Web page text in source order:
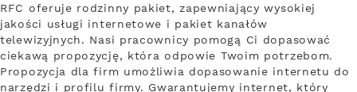
RFC oferuje rodzinny pakiet, zapewniający wysokiej
jakości usługi internetowe i pakiet kanałów
telewizyjnych. Nasi pracownicy pomogą Ci dopasować
ciekawą propozycję, która odpowie Twoim potrzebom.
Propozycja dla firm umożliwia dopasowanie internetu do
narzędzi i profilu firmy. Gwarantujemy internet, który